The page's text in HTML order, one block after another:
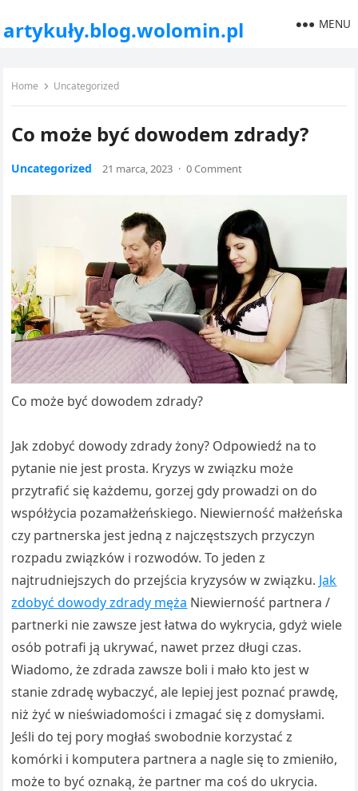
artykuły.blog.wolomin.pl MENU
Home Uncategorized
Co może być dowodem zdrady?
Uncategorized 21 marca, 2023 · 0 Comment
Co może być dowodem zdrady?
Jak zdobyć dowody zdrady żony? Odpowiedź na to
pytanie nie jest prosta. Kryzys w związku może
przytrafić się każdemu, gorzej gdy prowadzi on do
współżycia pozamałżeńskiego. Niewierność małżeńska
czy partnerska jest jedną z najczęstszych przyczyn
rozpadu związków i rozwodów. To jeden z
najtrudniejszych do przejścia kryzysów w związku. Jak
zdobyć dowody zdrady męża Niewierność partnera /
partnerki nie zawsze jest łatwa do wykrycia, gdyż wiele
osób potrafi ją ukrywać, nawet przez długi czas.
Wiadomo, że zdrada zawsze boli i mało kto jest w
stanie zdradę wybaczyć, ale lepiej jest poznać prawdę,
niż żyć w nieświadomości i zmagać się z domysłami.
Jeśli do tej pory mogłaś swobodnie korzystać z
komórki i komputera partnera a nagle się to zmieniło,
może to być oznaką, że partner ma coś do ukrycia.